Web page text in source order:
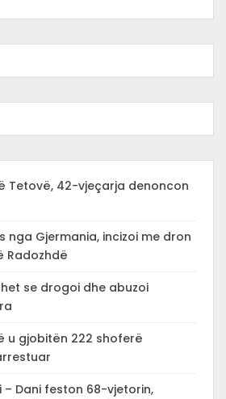
Tetovë, 42-vjeçarja denoncon
nga Gjermania, incizoi me dron
Radozhdë
se drogoi dhe abuzoi
u gjobitën 222 shoferë
– Dani feston 68-vjetorin,